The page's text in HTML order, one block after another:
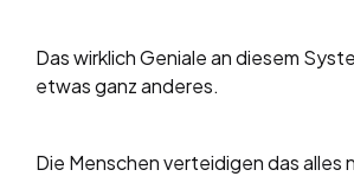
Das wirklich Geniale an diesem
etwas ganz anderes.
Die Menschen verteidigen das alles